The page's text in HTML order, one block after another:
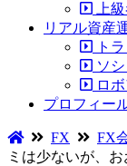
上
リアル資産
ト
ソ
ロ
プロフィー
FX FX
ミは少ないが、